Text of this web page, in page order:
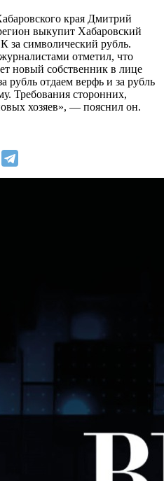
края Дмитрий
выкупит Хабаровский
за символический рубль.
отметил, что
новый собственник в лице
рубль отдаем верфь и за рубль
Требования сторонних,
хозяев», — пояснил он.